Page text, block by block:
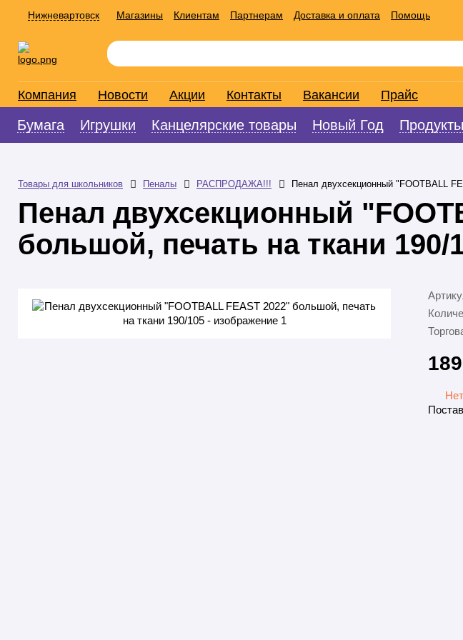
Нижневартовск Магазины Клиентам Партнерам Доставка и оплата Помощь
Компания Новости Акции Контакты Вакансии Прайс
Бумага Игрушки Канцелярские товары Новый Год Продукты
Товары для школьников Пеналы РАСПРОДАЖА!!! Пенал двухсекционный "FOOTBALL
Пенал двухсекционный
большой, печать на ткани 190/